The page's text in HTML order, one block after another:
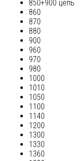
850+900 цепь
860
870
880
900
960
970
980
1000
1010
1050
1100
1140
1200
1300
1330
1360